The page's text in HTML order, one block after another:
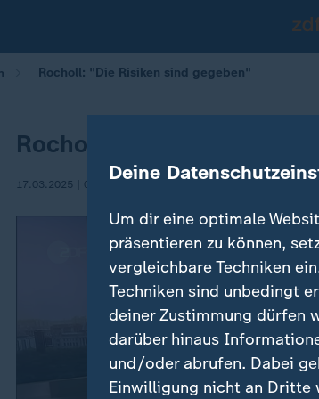
Rocholl: "Die Risiken sind gegeben"
Rocholl: "Die Risiken sind
17.03.2025 | 08:49 Deine
Um dir eine optimale
präsentieren zu können,
vergleichbare Techniken
Techniken sind unbedingt
deiner Zustimmung dürfen
darüber hinaus
und/oder abrufen. Dabei
Einwilligung nicht an Dritte